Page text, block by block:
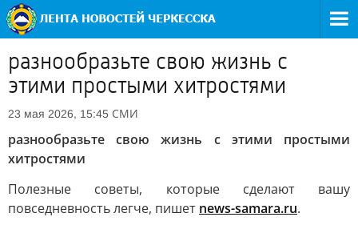
разнообразьте свою жизнь с
этими простыми хитростями
23 мая 2026, 15:45 СМИ
разнообразьте свою жизнь с этими простыми
хитростями
Полезные советы, которые сделают вашу
повседневность легче, пишет news-samara.ru.